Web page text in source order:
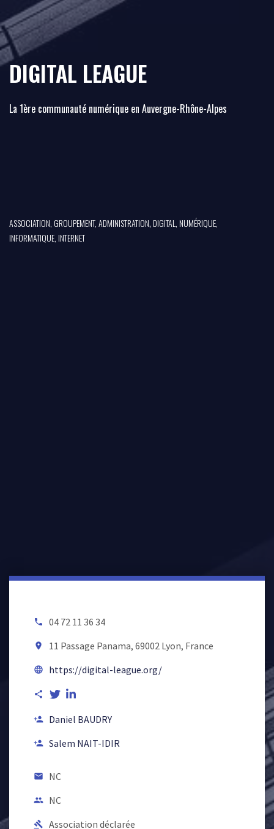
DIGITAL LEAGUE
La 1ère communauté numérique en Auvergne-Rhône-Alpes
ASSOCIATION, GROUPEMENT, ADMINISTRATION,DIGITAL, NUMÉRIQUE,
INFORMATIQUE, INTERNET
local_phone 04 72 11 36 34
room 11 Passage Panama, 69002 Lyon, France
language https://digital-league.org/
share
person_add Daniel BAUDRY
person_add Salem NAIT-IDIR
email NC
people NC
gavel Association déclarée